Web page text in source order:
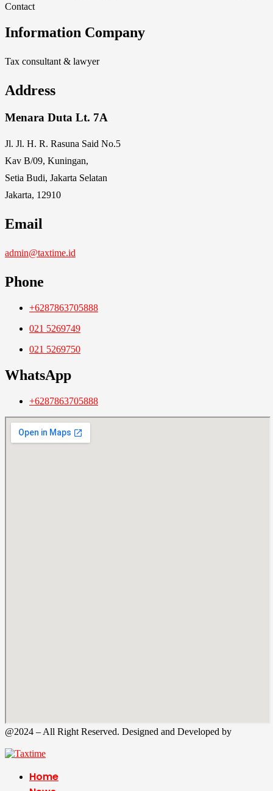
Contact
Information Company
Tax consultant & lawyer
Address
Menara Duta Lt. 7A
Jl. Jl. H. R. Rasuna Said No.5
Kav B/09, Kuningan,
Setia Budi, Jakarta Selatan
Jakarta, 12910
Email
admin@taxtime.id
Phone
+6287863705888
021 5269749
021 5269750
WhatsApp
+6287863705888
@2024 – All Right Reserved. Designed and Developed by
Home